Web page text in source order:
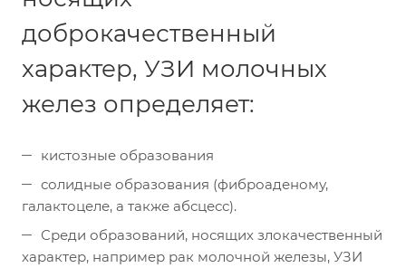
доброкачественный
характер, УЗИ молочных
желез определяет:
кистозные образования
солидные образования (фиброаденому,
галактоцеле, а также абсцесс).
Среди образований, носящих злокачественный
характер, например рак молочной железы, УЗИ